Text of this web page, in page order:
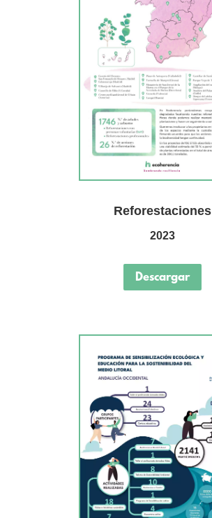
Reforestaciones
2023
Descargar